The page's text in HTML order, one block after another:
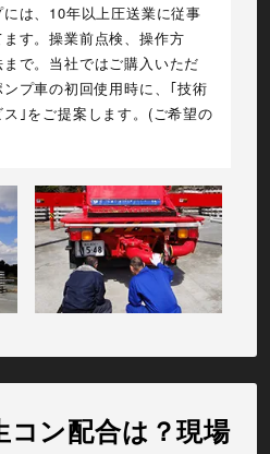
は、10年以上圧送業に従事
す。操業前点検、操作方
で。当社ではご購入いただ
プ車の初回使用時に、｢技術
｣をご提案します。(ご希望の
ン配合は？現場